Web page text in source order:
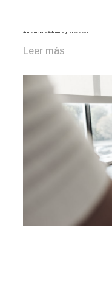
Aumento de capital con cargo a reservas
Leer más